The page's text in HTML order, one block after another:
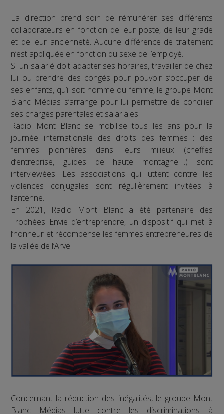
La direction prend soin de rémunérer ses différents
collaborateurs en fonction de leur poste, de leur grade
et de leur ancienneté. Aucune différence de traitement
n’est appliquée en fonction du sexe de l’employé.
Si un salarié doit adapter ses horaires, travailler de chez
lui ou prendre des congés pour pouvoir s’occuper de
ses enfants, qu’il soit homme ou femme, le groupe Mont
Blanc Médias s’arrange pour lui permettre de concilier
ses charges parentales et salariales.
Radio Mont Blanc se mobilise tous les ans pour la
journée internationale des droits des femmes : des
femmes pionnières dans leurs milieux (cheffes
d’entreprise, guides de haute montagne….) sont
interviewées. Les associations qui luttent contre les
violences conjugales sont régulièrement invitées à
l’antenne.
En 2021, Radio Mont Blanc a été partenaire des
Trophées Envie d’entreprendre, un dispositif qui met à
l’honneur et récompense les femmes entrepreneures de
la vallée de l’Arve.
Concernant la réduction des inégalités, le groupe Mont
Blanc Médias lutte contre les discriminations à